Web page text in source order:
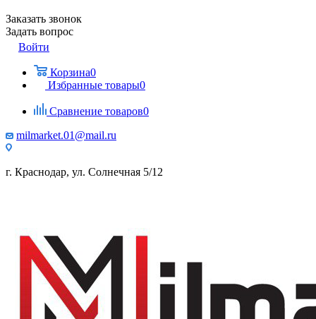
Заказать звонок
Задать вопрос
Войти
Корзина0
Избранные товары0
Сравнение товаров0
milmarket.01@mail.ru
г. Краснодар, ул. Солнечная 5/12